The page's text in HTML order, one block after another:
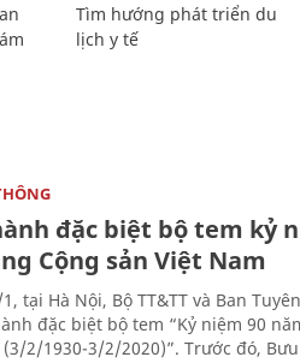
Tìm hướng phát triển du
lịch y tế
đặc biệt bộ tem kỷ
Cộng sản Việt Nam
tại Hà Nội, Bộ TT&TT và Ban
đặc biệt bộ tem “Kỷ niệm 90
(3/2/1930-3/2/2020)”. Trước đó,